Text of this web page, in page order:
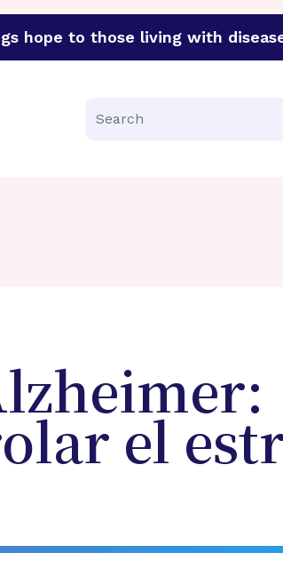
hope to those living with
an urgent effort to discover cures for
Search
el